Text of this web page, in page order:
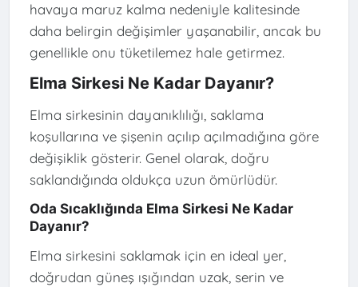
havaya maruz kalma nedeniyle kalitesinde
daha belirgin değişimler yaşanabilir, ancak bu
genellikle onu tüketilemez hale getirmez.
Elma Sirkesi Ne Kadar Dayanır?
Elma sirkesinin dayanıklılığı, saklama
koşullarına ve şişenin açılıp açılmadığına göre
değişiklik gösterir. Genel olarak, doğru
saklandığında oldukça uzun ömürlüdür.
Oda Sıcaklığında Elma Sirkesi Ne Kadar
Dayanır?
Elma sirkesini saklamak için en ideal yer,
doğrudan güneş ışığından uzak, serin ve